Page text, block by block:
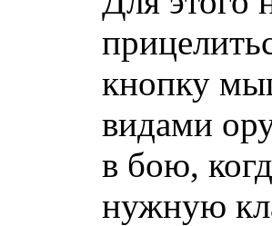
кнопку
видами
в бою,
нужную